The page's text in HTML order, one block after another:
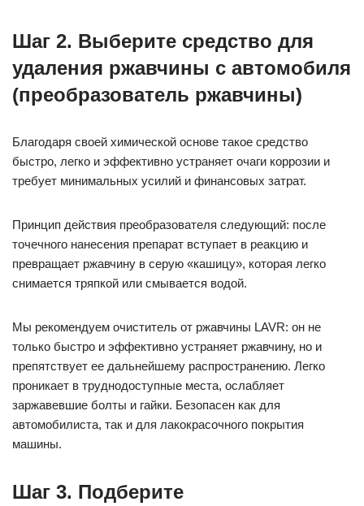
Шаг 2. Выберите средство для
удаления ржавчины с автомобиля
(преобразователь ржавчины)
Благодаря своей химической основе такое средство
быстро, легко и эффективно устраняет очаги коррозии и
требует минимальных усилий и финансовых затрат.
Принцип действия преобразователя следующий: после
точечного нанесения препарат вступает в реакцию и
превращает ржавчину в серую «кашицу», которая легко
снимается тряпкой или смывается водой.
Мы рекомендуем очиститель от ржавчины LAVR: он не
только быстро и эффективно устраняет ржавчину, но и
препятствует ее дальнейшему распространению. Легко
проникает в труднодоступные места, ослабляет
заржавевшие болты и гайки. Безопасен как для
автомобилиста, так и для лакокрасочного покрытия
машины.
Шаг 3. Подберите